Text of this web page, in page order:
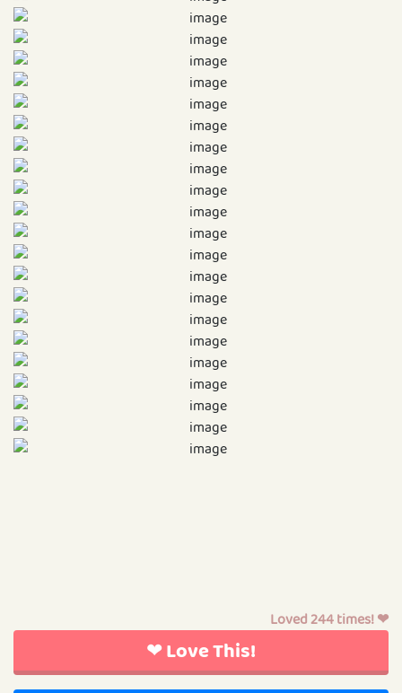
Loved 244 times! ❤
❤ Love This!